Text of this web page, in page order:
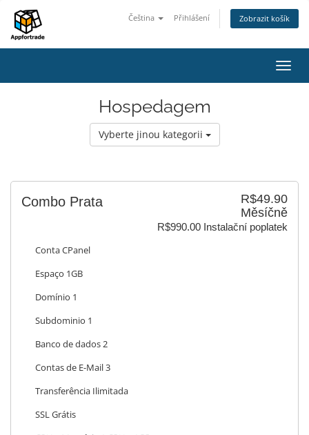
Čeština Přihlášení Zobrazit košík
Hospedagem
Vyberte jinou kategorii
R$49.90
Měsíčně
R$990.00 Instalační poplatek
Combo Prata
Conta CPanel
Espaço 1GB
Domínio 1
Subdominio 1
Banco de dados 2
Contas de E-Mail 3
Transferência Ilimitada
SSL Grátis